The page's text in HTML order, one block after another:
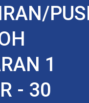
1
- 30